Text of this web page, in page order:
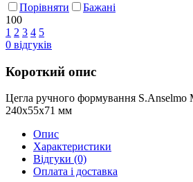
Порівняти
Бажані
100
1 2 3 4 5
0 відгуків
Короткий опис
Цегла ручного формування S.Anselmo
240х55х71 мм
Опис
Характеристики
Відгуки (0)
Оплата і доставка